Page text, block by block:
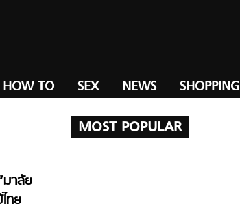
HOW TO SEX NEWS SHOPPING
าลัย
MOST POPULAR